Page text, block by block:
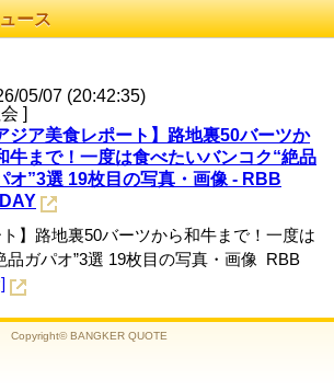
ース
05/07 (20:42:35)
]
ジア美食レポート】路地裏50バーツか
牛まで！一度は食べたいバンコク“絶品
オ”3選 19枚目の写真・画像 - RBB
ト】路地裏50バーツから和牛まで！一度は
品ガパオ”3選 19枚目の写真・画像 RBB
Copyright© BANGKER QUOTE